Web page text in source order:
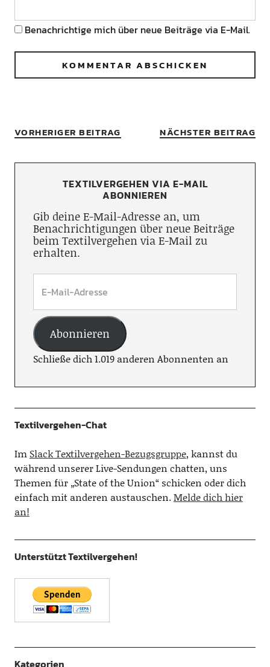
Benachrichtige mich über neue Beiträge via E-Mail.
VORHERIGER BEITRAG NÄCHSTER BEITRAG
TEXTILVERGEHEN VIA E-MAIL
ABONNIEREN
Gib deine E-Mail-Adresse an, um
Benachrichtigungen über neue Beiträge
beim Textilvergehen via E-Mail zu
erhalten.
Abonnieren
Schließe dich 1.019 anderen Abonnenten an
Textilvergehen-Chat
Im Slack Textilvergehen-Bezugsgruppe, kannst du
während unserer Live-Sendungen chatten, uns
Themen für „State of the Union“ schicken oder dich
einfach mit anderen austauschen.Melde dich hier
an!
Unterstützt Textilvergehen!
Kategorien